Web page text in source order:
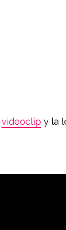
videoclip y la